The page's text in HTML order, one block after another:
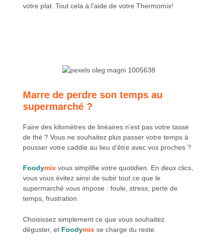
votre plat. Tout cela à l’aide de votre Thermomix!
Marre de perdre son temps au
supermarché ?
Faire des kilomètres de linéaires n’est pas votre tasse
de thé ? Vous ne souhaitez plus passer votre temps à
pousser votre caddie au lieu d’être avec vos proches ?
Foodymix vous simplifie votre quotidien. En deux clics,
vous vous évitez ainsi de subir tout ce que le
supermarché vous impose : foule, stress, perte de
temps, frustration.
Choisissez simplement ce que vous souhaitez
déguster, et Foodymix se charge du reste.